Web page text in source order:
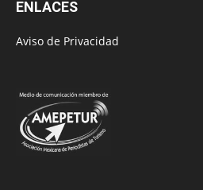
ENLACES
Aviso de Privacidad